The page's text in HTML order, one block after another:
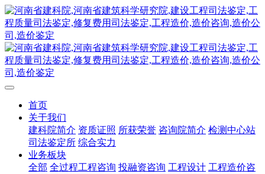
首页
关于我们
建科院简介 资质证照 所获荣誉 咨询院简介 检测中心站
司法鉴定所 综合实力
业务板块
全部 全过程工程咨询 投融资咨询 工程设计 工程造价咨